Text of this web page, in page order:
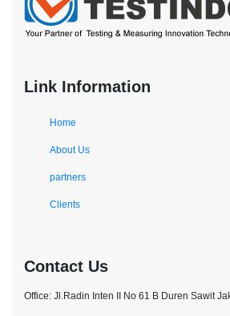
Link Information
Home
About Us
partners
Clients
Contact Us
Office: Jl.Radin Inten II No 61 B Duren Sawit